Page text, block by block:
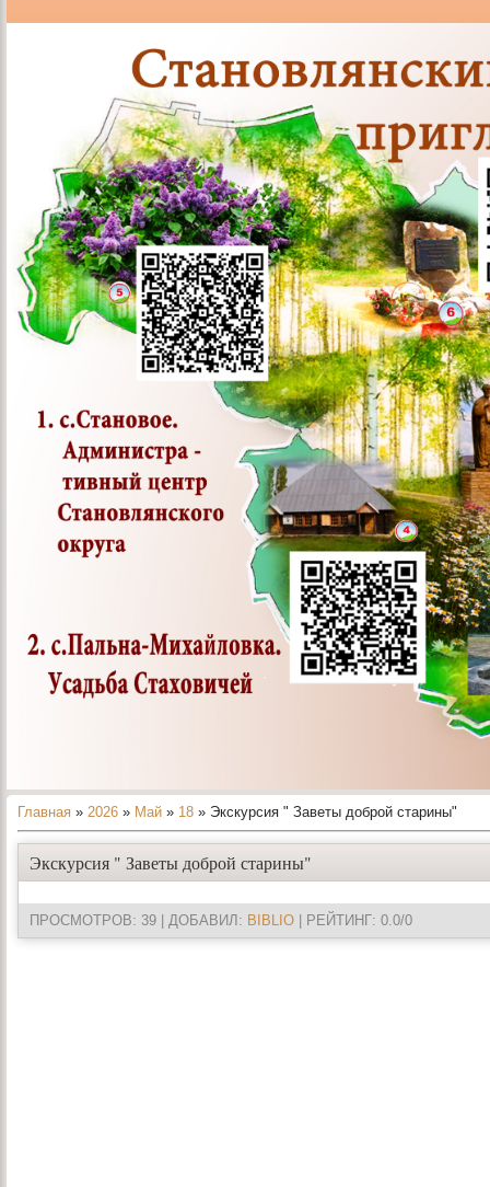
Главная » 2026 » Май » 18 » Экскурсия " Заветы доброй старины"
Экскурсия " Заветы доброй старины"
ПРОСМОТРОВ: 39 | ДОБАВИЛ: BIBLIO | РЕЙТИНГ: 0.0/0